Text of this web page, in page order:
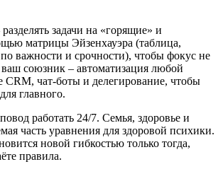
задачи на «горящие» и
матрицы Эйзенхауэра (таблица,
важности и срочности), чтобы фокус не
ваш союзник – автоматизация любой
CRM, чат-боты и делегирование, чтобы
главного.
работать 24/7. Семья, здоровье и
часть уравнения для здоровой психики.
новой гибкостью только тогда,
правила.